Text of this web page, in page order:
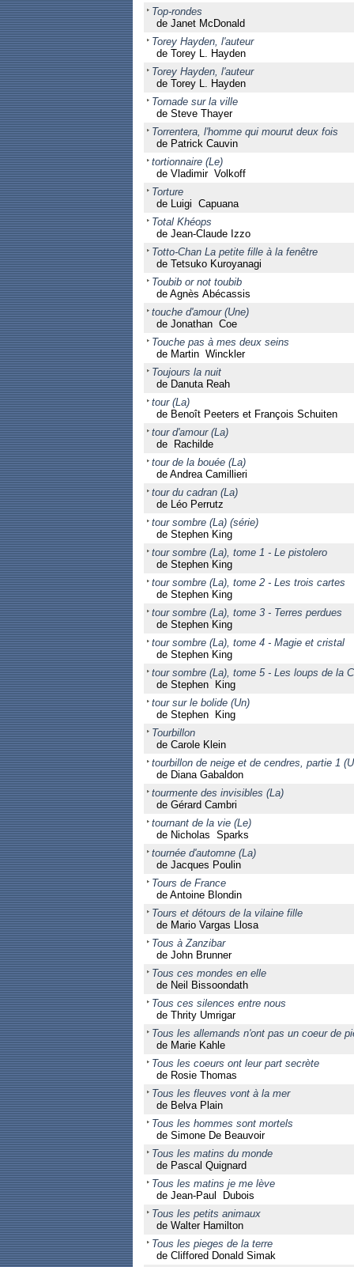
Top-rondes
de Janet McDonald
Torey Hayden, l'auteur
de Torey L. Hayden
Torey Hayden, l'auteur
de Torey L. Hayden
Tornade sur la ville
de Steve Thayer
Torrentera, l'homme qui mourut deux fois
de Patrick Cauvin
tortionnaire (Le)
de Vladimir Volkoff
Torture
de Luigi Capuana
Total Khéops
de Jean-Claude Izzo
Totto-Chan La petite fille à la fenêtre
de Tetsuko Kuroyanagi
Toubib or not toubib
de Agnès Abécassis
touche d'amour (Une)
de Jonathan Coe
Touche pas à mes deux seins
de Martin Winckler
Toujours la nuit
de Danuta Reah
tour (La)
de Benoît Peeters et François Schuiten
tour d'amour (La)
de Rachilde
tour de la bouée (La)
de Andrea Camillieri
tour du cadran (La)
de Léo Perrutz
tour sombre (La) (série)
de Stephen King
tour sombre (La), tome 1 - Le pistolero
de Stephen King
tour sombre (La), tome 2 - Les trois cartes
de Stephen King
tour sombre (La), tome 3 - Terres perdues
de Stephen King
tour sombre (La), tome 4 - Magie et cristal
de Stephen King
tour sombre (La), tome 5 - Les loups de la
de Stephen King
tour sur le bolide (Un)
de Stephen King
Tourbillon
de Carole Klein
tourbillon de neige et de cendres, partie 1
de Diana Gabaldon
tourmente des invisibles (La)
de Gérard Cambri
tournant de la vie (Le)
de Nicholas Sparks
tournée d'automne (La)
de Jacques Poulin
Tours de France
de Antoine Blondin
Tours et détours de la vilaine fille
de Mario Vargas Llosa
Tous à Zanzibar
de John Brunner
Tous ces mondes en elle
de Neil Bissoondath
Tous ces silences entre nous
de Thrity Umrigar
Tous les allemands n'ont pas un coeur de
de Marie Kahle
Tous les coeurs ont leur part secrète
de Rosie Thomas
Tous les fleuves vont à la mer
de Belva Plain
Tous les hommes sont mortels
de Simone De Beauvoir
Tous les matins du monde
de Pascal Quignard
Tous les matins je me lève
de Jean-Paul Dubois
Tous les petits animaux
de Walter Hamilton
Tous les pieges de la terre
de Cliffored Donald Simak